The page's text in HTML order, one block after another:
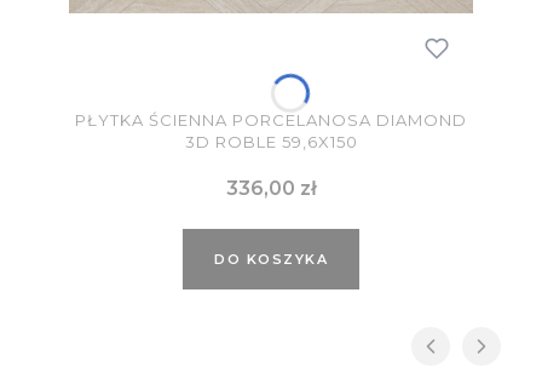
PŁYTKA ŚCIENNA PORCELANOSA DIAMOND
3D ROBLE 59,6X150
Cena
336,00 zł
DO KOSZYKA